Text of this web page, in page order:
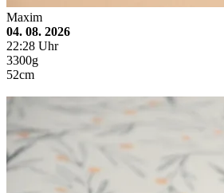
Maxim
04. 08. 2026
22:28 Uhr
3300g
52cm